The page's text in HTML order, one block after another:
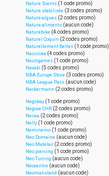
Nature Scents (1 code promo)
Nature stabilisée (3 codes promo)
Nature-algues (2 codes promo)
Nature-aliments (aucun code)
Naturebike (4 codes promo)
Naturel Coquin (2 codes promo)
Naturellement Belles (1 code promo)
Nausicaa (4 codes promo)
Nautigames (1 code promo)
Navabi (5 codes promo)
NBA Europe Store (3 codes promo)
NBA League Pass (aucun code)
Neckermann (2 codes promo)
Negobay (1 code promo)
Negoce CHR (2 codes promo)
Neiwa (2 codes promo)
Nelly (1 code promo)
Neminemo (1 code promo)
Neo Domaine (aucun code)
Neo Matelas (2 codes promo)
Néo piercing (1 code promo)
Neo Tuning (aucun code)
Néocentre (aucun code)
Neomansland (aucun code)